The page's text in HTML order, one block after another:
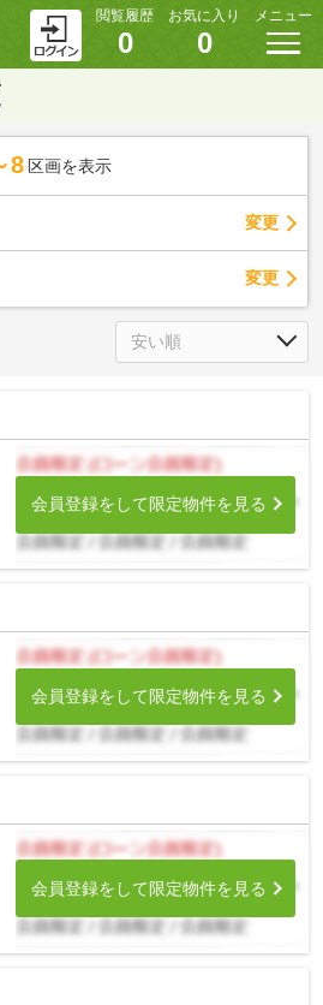
閲覧履歴
0
お気に入り
0
メニュー
8 区画を表示
変更
変更
会員登録をして限定物件を見る
会員登録をして限定物件を見る
会員登録をして限定物件を見る